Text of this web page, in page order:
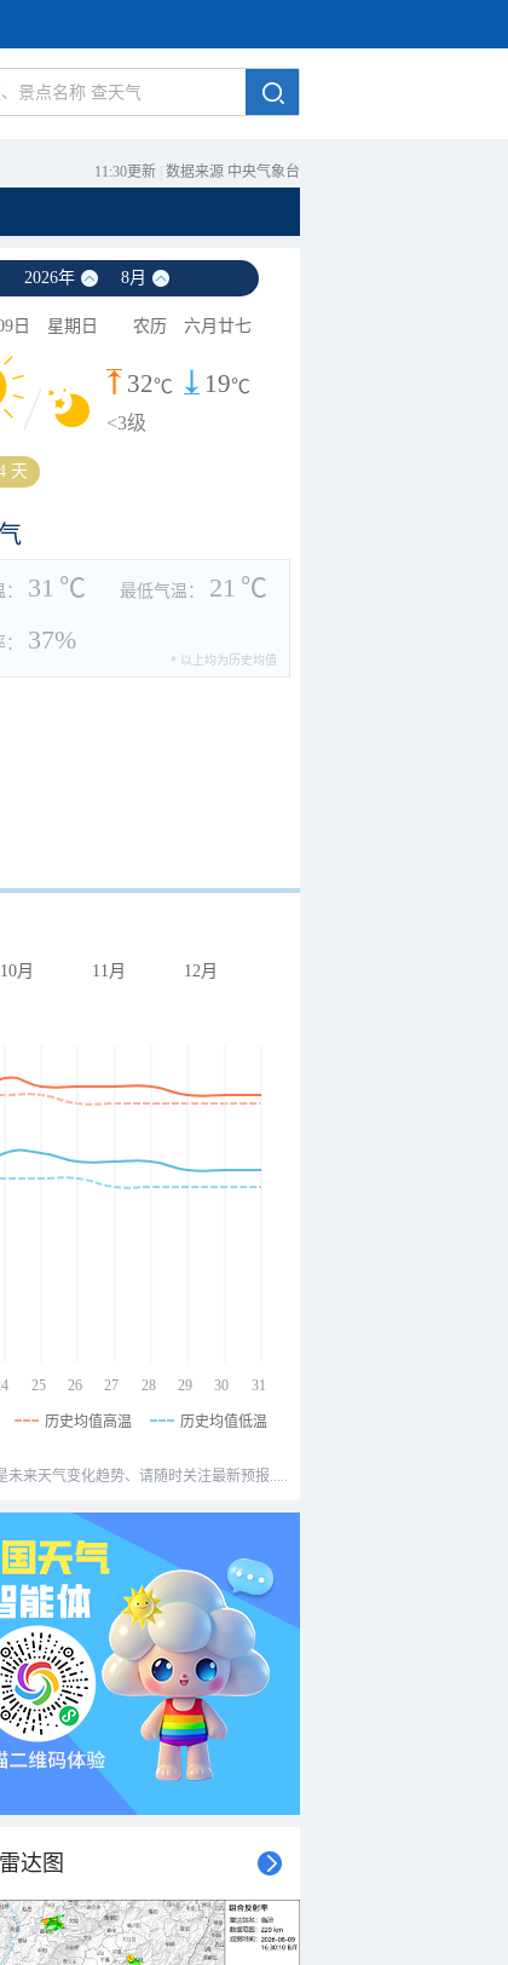
11:30更新 数据来源 中央气象台
2026年 8月
日 星期日 农历 六月廿七
32℃ 19℃
<3级
天
31 ℃ 最低气温： 21 ℃
37%
* 以上均为历史均值
10月 11月 12月
25 26 27 28 29 30 31
历史均值高温 历史均值低温
未来天气变化趋势、请随时关注最新预报.....
达图